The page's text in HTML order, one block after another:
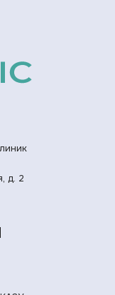
д. 2